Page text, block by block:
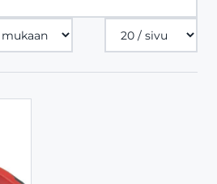
Tuotteita
sivulla